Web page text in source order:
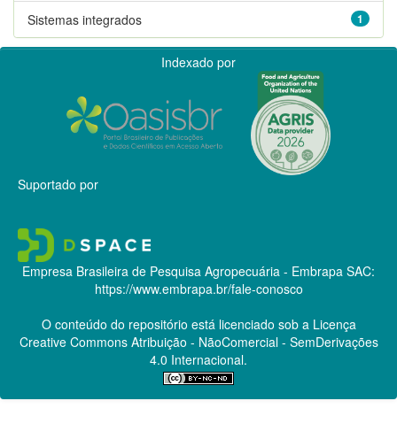
1
Sistemas integrados
Indexado por
Suportado por
Empresa Brasileira de Pesquisa Agropecuária - Embrapa SAC:
https://www.embrapa.br/fale-conosco
O conteúdo do repositório está licenciado sob a Licença
Creative CommonsAtribuição - NãoComercial - SemDerivações
4.0 Internacional.